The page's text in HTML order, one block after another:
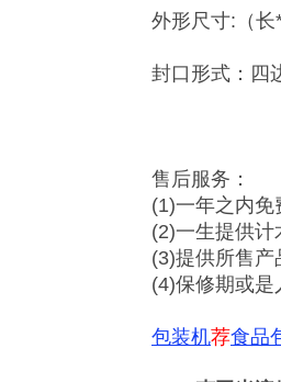
外形尺寸:（
封口形式：四
售后服务：
(1)一年之内免
(2)一生提供
(3)提供所售产
(4)保修期或
包装机荐食品